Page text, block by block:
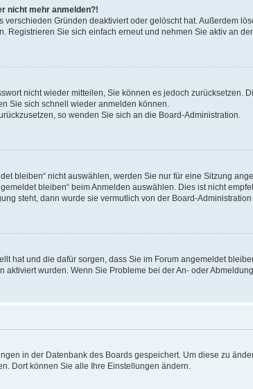
nicht mehr anmelden?!
verschieden Gründen deaktiviert oder gelöscht hat. Außerdem
Registrieren Sie sich einfach erneut und nehmen Sie aktiv an
nicht wieder mitteilen, Sie können es jedoch zurücksetzen.
Sie sich schnell wieder anmelden können.
so wenden Sie sich an die Board-Administration.
bleiben“ nicht auswählen, werden Sie nur für eine Sitzung
bleiben“ beim Anmelden auswählen. Dies ist nicht
steht, dann wurde sie vermutlich von der Board-
hat und die dafür sorgen, dass Sie im Forum angemeldet
aktiviert wurden. Wenn Sie Probleme bei der An- oder
in der Datenbank des Boards gespeichert. Um diese zu
Dort können Sie alle Ihre Einstellungen ändern.